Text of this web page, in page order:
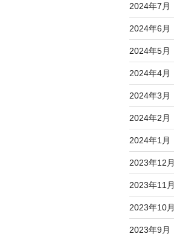
2024年7月
2024年6月
2024年5月
2024年4月
2024年3月
2024年2月
2024年1月
2023年12月
2023年11月
2023年10月
2023年9月